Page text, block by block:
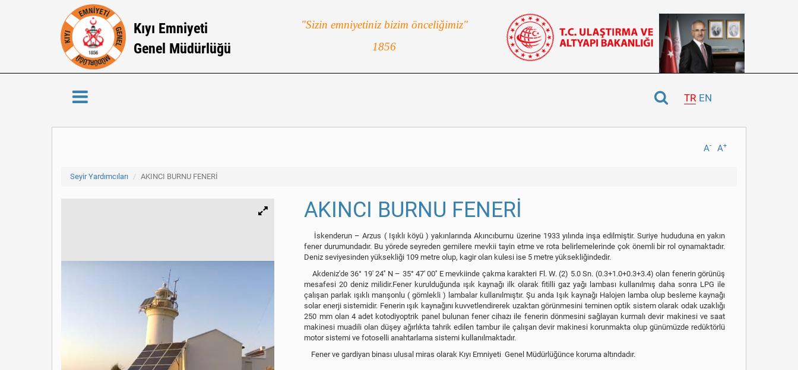
Kıyı Emniyeti
Genel Müdürlüğü
"Sizin emniyetiniz bizim önceliğimiz"
1856
TR EN
A+
A-
Seyir Yardımcıları AKINCI BURNU FENERİ
AKINCI BURNU FENERİ
İskenderun – Arzus ( Işıklı köyü ) yakınlarında Akıncıburnu üzerine 1933 yılında inşa edilmiştir. Suriye hududuna en yakın
fener durumundadır. Bu yörede seyreden gemilere mevkii tayin etme ve rota belirlemelerinde çok önemli bir rol oynamaktadır.
Deniz seviyesinden yüksekliği 109 metre olup, kagir olan kulesi ise 5 metre yüksekliğindedir.
Akdeniz'de 36° 19' 24'' N – 35° 47' 00'' E mevkiinde çakma karakteri Fl. W. (2) 5.0 Sn. (0.3+1.0+0.3+3.4) olan fenerin görünüş
mesafesi 20 deniz milidir.Fener kurulduğunda ışık kaynağı ilk olarak fitilli gaz yağı lambası kullanılmış daha sonra LPG ile
çalışan parlak ışıklı manşonlu ( gömlekli ) lambalar kullanılmıştır. Şu anda Işık kaynağı Halojen lamba olup besleme kaynağı
solar enerji sistemidir. Fenerin ışık kaynağını kuvvetlendirerek uzaktan görünmesini teminen optik sistem olarak odak uzaklığı
250 mm olan 4 adet kotodiyoptrik panel bulunan fener cihazı ile fenerin dönmesini sağlayan kurmalı devir makinesi ve saat
makinesi muadili olan düşey ağırlıkta tahrik edilen tambur ile çalışan devir makinesi korunmakta olup günümüzde redüktörlü
motor sistemi ve fotoselli anahtarlama sistemi kullanılmaktadır.
Fener ve gardiyan binası ulusal miras olarak Kıyı Emniyeti Genel Müdürlüğünce koruma altındadır.